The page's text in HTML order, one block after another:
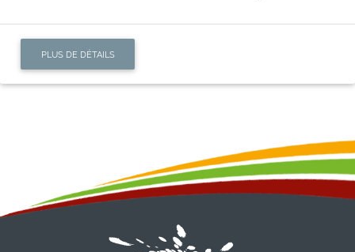
PLUS DE DÉTAILS